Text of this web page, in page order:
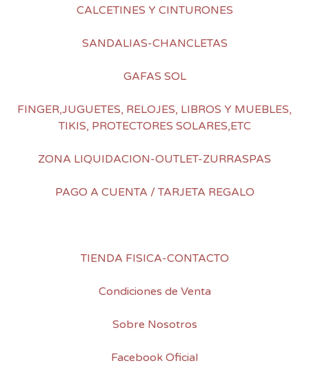
CALCETINES Y CINTURONES
SANDALIAS-CHANCLETAS
GAFAS SOL
FINGER,JUGUETES, RELOJES, LIBROS Y MUEBLES,
TIKIS, PROTECTORES SOLARES,ETC
ZONA LIQUIDACION-OUTLET-ZURRASPAS
PAGO A CUENTA / TARJETA REGALO
TIENDA FISICA-CONTACTO
Condiciones de Venta
Sobre Nosotros
Facebook Oficial